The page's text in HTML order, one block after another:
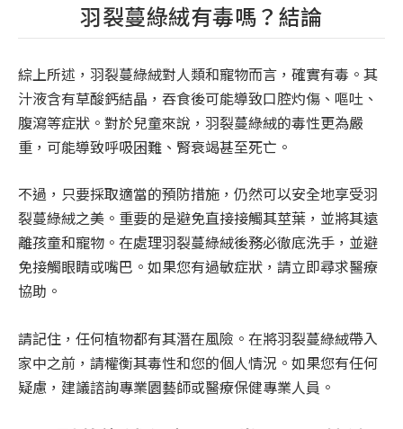
羽裂蔓綠絨有毒嗎？結論
綜上所述，羽裂蔓綠絨對人類和寵物而言，確實有毒。其
汁液含有草酸鈣結晶，吞食後可能導致口腔灼傷、嘔吐、
腹瀉等症狀。對於兒童來說，羽裂蔓綠絨的毒性更為嚴
重，可能導致呼吸困難、腎衰竭甚至死亡。
不過，只要採取適當的預防措施，仍然可以安全地享受羽
裂蔓綠絨之美。重要的是避免直接接觸其莖葉，並將其遠
離孩童和寵物。在處理羽裂蔓綠絨後務必徹底洗手，並避
免接觸眼睛或嘴巴。如果您有過敏症狀，請立即尋求醫療
協助。
請記住，任何植物都有其潛在風險。在將羽裂蔓綠絨帶入
家中之前，請權衡其毒性和您的個人情況。如果您有任何
疑慮，建議諮詢專業園藝師或醫療保健專業人員。